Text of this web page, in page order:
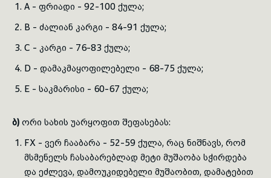
A - ფრიადი - 92-100 ქულა;
B - ძალიან კარგი - 84-91 ქულა;
C - კარგი - 76-83 ქულა;
D - დამაკმაყოფილებელი - 68-75 ქულა;
E - საკმარისი - 60-67 ქულა;
ბ) ორი სახის უარყოფით შეფასებას:
FX - ვერ ჩააბარა - 52-59 ქულა, რაც ნიშნავს, რომ
მსმენელს ჩასაბარებლად მეტი მუშაობა სჭირდება
და ეძლევა, დამოუკიდებელი მუშაობით, დამატებით